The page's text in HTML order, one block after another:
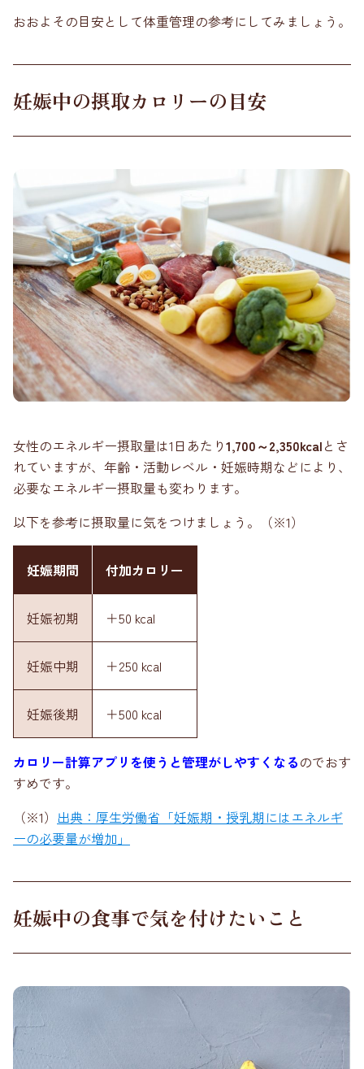
おおよその目安として体重管理の参考にしてみましょう。
妊娠中の摂取カロリーの目安
女性のエネルギー摂取量は1日あたり1,700～2,350kcalとさ
れていますが、年齢・活動レベル・妊娠時期などにより、
必要なエネルギー摂取量も変わります。
以下を参考に摂取量に気をつけましょう。（※1）
妊娠期間 付加カロリー
妊娠初期 ＋50 kcal
妊娠中期 ＋250 kcal
妊娠後期 ＋500 kcal
カロリー計算アプリを使うと管理がしやすくなるのでおす
すめです。
（※1） 出典：厚生労働省「妊娠期・授乳期にはエネルギ
ーの必要量が増加」
妊娠中の食事で気を付けたいこと